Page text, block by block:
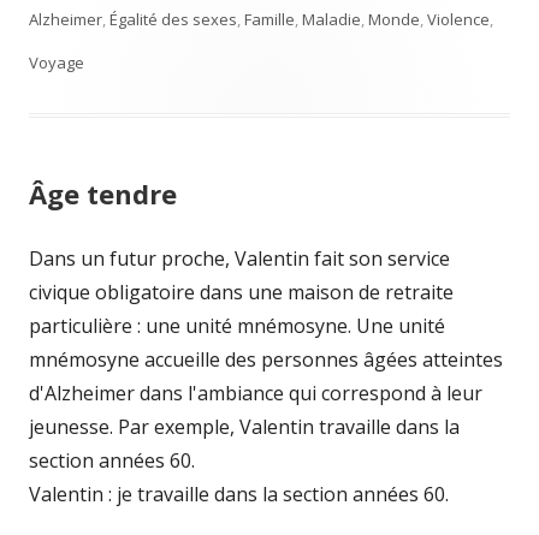
on
Alzheimer,Égalité des sexes,Famille,Maladie,Monde,Violence,
Voyage
Âge tendre
Dans un futur proche, Valentin fait son service
civique obligatoire dans une maison de retraite
particulière : une unité mnémosyne. Une unité
mnémosyne accueille des personnes âgées atteintes
d'Alzheimer dans l'ambiance qui correspond à leur
jeunesse. Par exemple, Valentin travaille dans la
section années 60.
Valentin : je travaille dans la section années 60.